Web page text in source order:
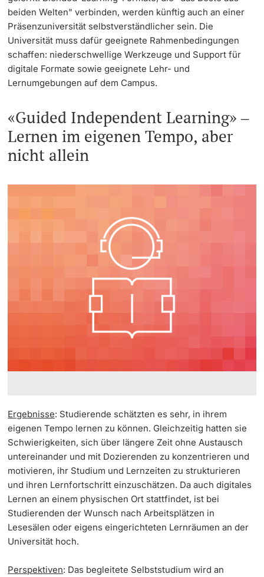
beiden Welten" verbinden, werden künftig auch an einer
Präsenzuniversität selbstverständlicher sein. Die
Universität muss dafür geeignete Rahmenbedingungen
schaffen: niederschwellige Werkzeuge und Support für
digitale Formate sowie geeignete Lehr- und
Lernumgebungen auf dem Campus.
«Guided Independent Learning» ‒
Lernen im eigenen Tempo, aber
nicht allein
Ergebnisse: Studierende schätzten es sehr, in ihrem
eigenen Tempo lernen zu können. Gleichzeitig hatten sie
Schwierigkeiten, sich über längere Zeit ohne Austausch
untereinander und mit Dozierenden zu konzentrieren und
motivieren, ihr Studium und Lernzeiten zu strukturieren
und ihren Lernfortschritt einzuschätzen. Da auch digitales
Lernen an einem physischen Ort stattfindet, ist bei
Studierenden der Wunsch nach Arbeitsplätzen in
Lesesälen oder eigens eingerichteten Lernräumen an der
Universität hoch.
Perspektiven: Das begleitete Selbststudium wird an